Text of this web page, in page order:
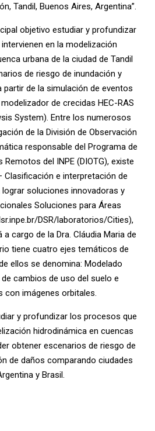
Tandil, Buenos Aires, Argentina”.
objetivo estudiar y profundizar
en la modelización
urbana de la ciudad de Tandil
de riesgo de inundación y
partir de la simulación de eventos
de crecidas HEC-RAS
System). Entre los numerosos
de la División de Observación
responsable del Programa de
del INPE (DIOTG), existe
Clasificación e interpretación de
lograr soluciones innovadoras y
Soluciones para Áreas
DSR/laboratorios/Cities),
cargo de la Dra. Cláudia Maria de
tiene cuatro ejes temáticos de
ellos se denomina: Modelado
cambios de uso del suelo e
con imágenes orbitales.
y profundizar los procesos que
hidrodinámica en cuencas
obtener escenarios de riesgo de
de daños comparando ciudades
y Brasil.